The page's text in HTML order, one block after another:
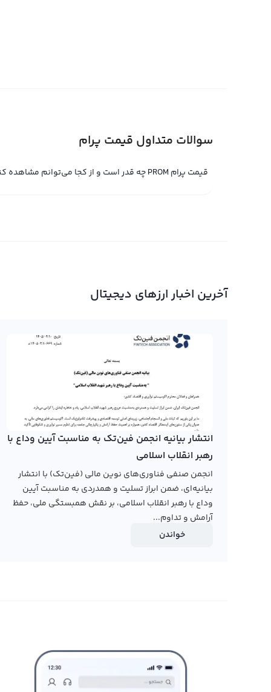
قیمت پرام می‌تواند براساس پول‌های فیات مختلف مانند
خرید یا فروش، قیمت لحظه ای پرام کاهش یا افزایش باید.
جهانی نیز معامله کنید.
معتبر مبادله ارز دیجیتال، با قیمت لحظه ای پرام به
تایم فریم‌های مختلف مشاهده کرده و با استفاده از
قیمت این ارز دیجیتال با استفاده از روش‌های مختلف
تایم فریم‌های مختلف برای تحلیل وجود دارد.
با ورود پرام به بازار ارز دیجیتال، صرافی‌های ایرانی نیز
پرام در صرافی‌های ایرانی وجود دارد. از جمله صرافی‌هایی
آسان پرداخت و ... اشاره کرد. به همین دلیل، کاربران
پرام را در تایم‌های مختلف ببینند و بر اساس آن تصمیمات
رابکس از خرید و فروش بیش از ۱۰۰۰ ارز دیجیتال پشتیبانی می‌کند. برای معامله رمز پرام، به صفحه
سوالات متداول قیمت پرام
قیمت پرام PROM چه قدر است و از کجا می‌توانم مشاهده کنم؟
آخرین اخبار ارزهای دیجیتال
انتشار بیانیه انجمن فین‌تک به مناسبت آیین وداع با
رهبر انقلاب اسلامی
انجمن صنفی فناوری‌های نوین مالی (فین‌تک) با انتشار
بیانیه‌ای، ضمن ابراز تسلیت و همدردی به مناسبت آیین
وداع با رهبر انقلاب اسلامی، بر نقش همبستگی ملی، حفظ
آرامش و تداوم...
خواندن